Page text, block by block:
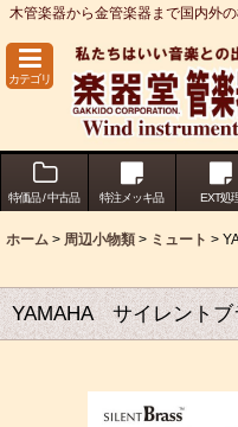
木管楽器から金管楽器まで国内外
カテゴリ
特価品 / 中古品 特注メッキ品 EXT処
ホーム > 周辺小物類 > ミュート >
YAMAHA サイレント